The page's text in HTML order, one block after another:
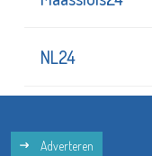
NL24
Adverteren